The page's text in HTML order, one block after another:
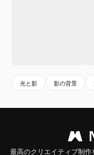
光と影 影の背景
最高のクリエイティブ制